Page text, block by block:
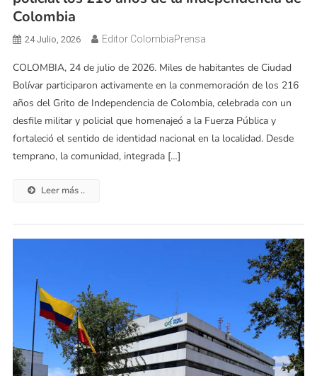
Colombia
24 Julio, 2026 Editor ColombiaPrensa
COLOMBIA, 24 de julio de 2026. Miles de habitantes de Ciudad
Bolívar participaron activamente en la conmemoración de los 216
años del Grito de Independencia de Colombia, celebrada con un
desfile militar y policial que homenajeó a la Fuerza Pública y
fortaleció el sentido de identidad nacional en la localidad. Desde
temprano, la comunidad, integrada […]
Leer más ..